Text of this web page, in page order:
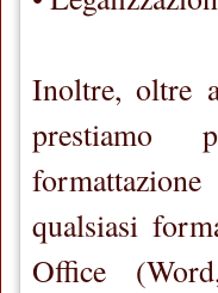
Inoltre, oltre
prestiamo
qualsiasi
Office